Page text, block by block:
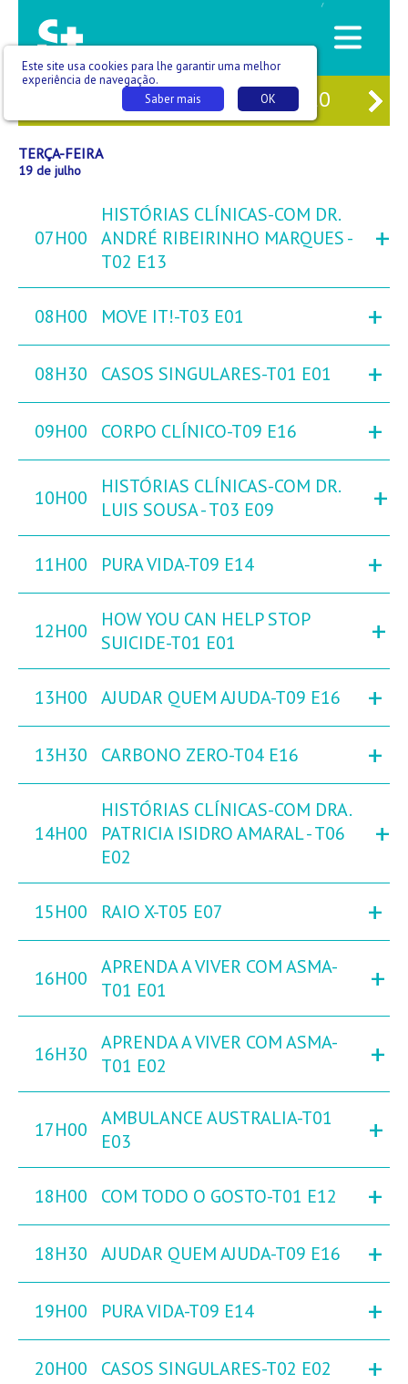
/
TER19 QUA 20 QUI
TERÇA-FEIRA
19 de julho
07H00
HISTÓRIAS CLÍNICAS-COM DR.
ANDRÉ RIBEIRINHO MARQUES -
T02 E13
+
08H00 MOVE IT!-T03 E01 +
08H30 CASOS SINGULARES-T01 E01 +
09H00 CORPO CLÍNICO-T09 E16 +
10H00
HISTÓRIAS CLÍNICAS-COM DR.
LUIS SOUSA - T03 E09
+
11H00 PURA VIDA-T09 E14 +
12H00
HOW YOU CAN HELP STOP
SUICIDE-T01 E01
+
13H00 AJUDAR QUEM AJUDA-T09 E16 +
13H30 CARBONO ZERO-T04 E16 +
14H00
HISTÓRIAS CLÍNICAS-COM DRA.
PATRICIA ISIDRO AMARAL - T06
E02
+
15H00 RAIO X-T05 E07 +
16H00
APRENDA A VIVER COM ASMA-
T01 E01
+
16H30
APRENDA A VIVER COM ASMA-
T01 E02
+
17H00
AMBULANCE AUSTRALIA-T01
E03
+
18H00 COM TODO O GOSTO-T01 E12 +
18H30 AJUDAR QUEM AJUDA-T09 E16 +
19H00 PURA VIDA-T09 E14 +
20H00 CASOS SINGULARES-T02 E02 +
Este site usa cookies para lhe garantir uma melhor
experiência de navegação.
OK
Saber mais